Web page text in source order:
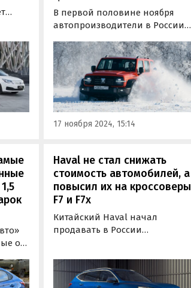
В первой половине ноября
автопроизводители в России
цены. Согласно мониторингу
прайс-листов, проведенному
изданием «Автоновости дня»,
подорожали автомобили 12
брендов, в то время как шесть
марок снизили стоимость
отдельных…
17 ноября 2024, 15:14
о
Haval не стал снижать
стоимость автомобилей, а
повысил их на кроссоверы
F7 и F7x
Китайский Haval начал
продавать в России
собой «прошлогодними»
подорожали на 50 – 200 тысяч